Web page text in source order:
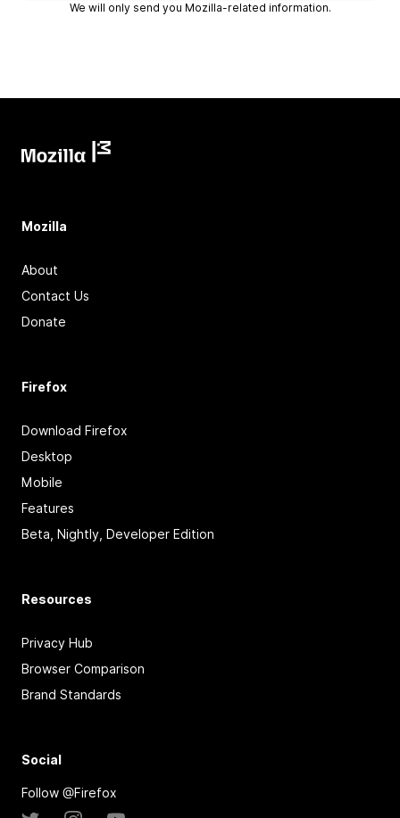
We will only send you Mozilla-related information.
Mozilla
About
Contact Us
Donate
Firefox
Download Firefox
Desktop
Mobile
Features
Beta, Nightly, Developer Edition
Resources
Privacy Hub
Browser Comparison
Brand Standards
Social
Follow @Firefox